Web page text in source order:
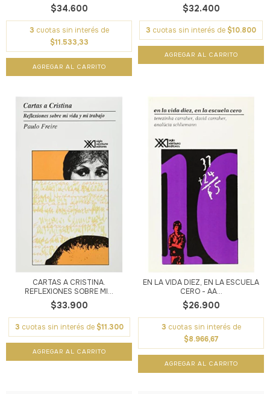
$34.600
3 cuotas sin interés de
$11.533,33
$32.400
3 cuotas sin interés de $10.800
CARTAS A CRISTINA.
REFLEXIONES SOBRE MI...
$33.900
3 cuotas sin interés de $11.300
EN LA VIDA DIEZ, EN LA ESCUELA
CERO - AA...
$26.900
3 cuotas sin interés de
$8.966,67